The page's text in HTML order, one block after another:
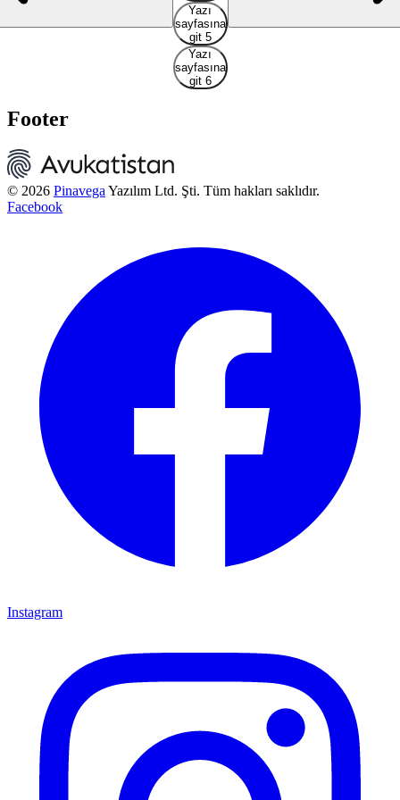
Yazı
sayfasına
git 5
Yazı
sayfasına
git 6
Footer
© 2026 Pinavega Yazılım Ltd. Şti. Tüm hakları saklıdır.
Facebook
Instagram